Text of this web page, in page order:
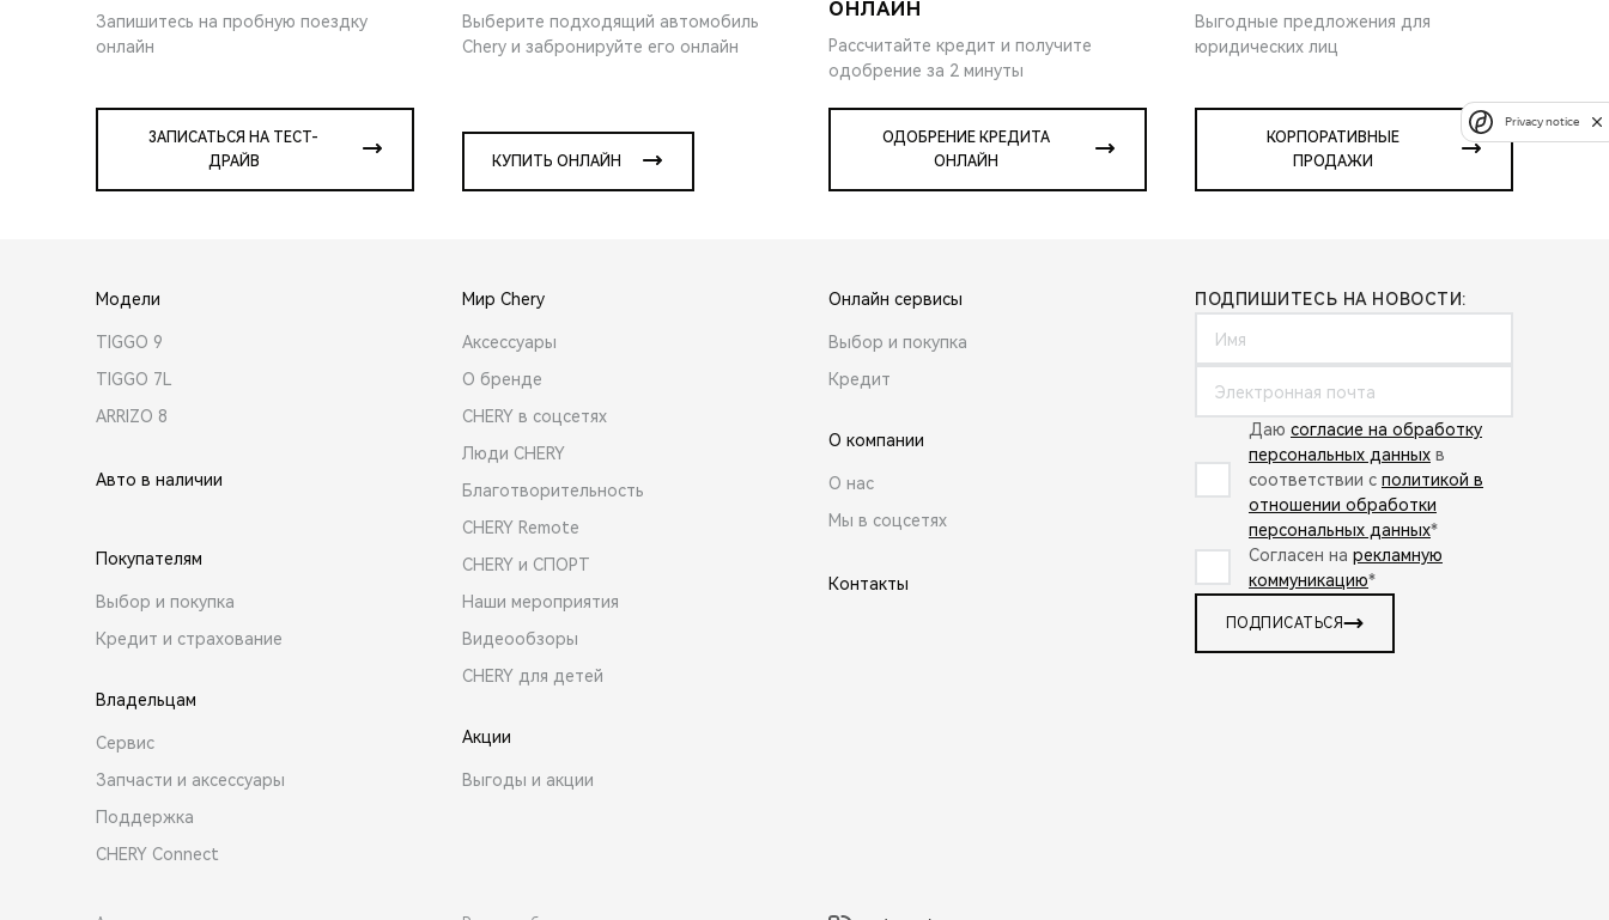
Запишитесь на пробную поездку
онлайн
ЗАПИСАТЬСЯ НА ТЕСТ-
ДРАЙВ
Выберите подходящий автомобиль
Chery и забронируйте его онлайн
КУПИТЬ ОНЛАЙН
ОНЛАЙН
Рассчитайте кредит и получите
одобрение за 2 минуты
ОДОБРЕНИЕ КРЕДИТА
ОНЛАЙН
Выгодные предложения для
юридических лиц
КОРПОРАТИВНЫЕ
ПРОДАЖИ
Модели
TIGGO 9
TIGGO 7L
ARRIZO 8
Авто в наличии
Покупателям
Выбор и покупка
Кредит и страхование
Владельцам
Сервис
Запчасти и аксессуары
Поддержка
CHERY Connect
Мир Chery
Аксессуары
О бренде
CHERY в соцсетях
Люди CHERY
Благотворительность
CHERY Remote
CHERY и СПОРТ
Наши мероприятия
Видеообзоры
CHERY для детей
Акции
Выгоды и акции
Онлайн сервисы
Выбор и покупка
Кредит
О компании
О нас
Мы в соцсетях
Контакты
ПОДПИШИТЕСЬ НА НОВОСТИ:
Даю согласие на обработку
персональных данных в
соответствии с политикой в
отношении обработки
персональных данных*
Согласен на рекламную
коммуникацию*
ПОДПИСАТЬСЯ
Privacy notice